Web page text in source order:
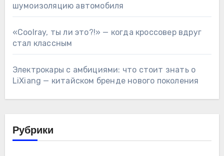
шумоизоляцию автомобиля
«Coolray, ты ли это?!» — когда кроссовер вдруг
стал классным
Электрокары с амбициями: что стоит знать о
LiXiang — китайском бренде нового поколения
Рубрики